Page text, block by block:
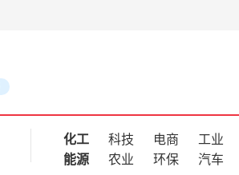
化工 科技 电商
工业
能源
农业 环保 汽车